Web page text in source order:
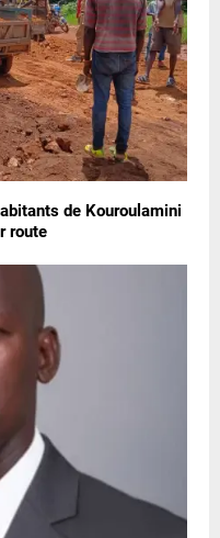
de Kouroulamini
route